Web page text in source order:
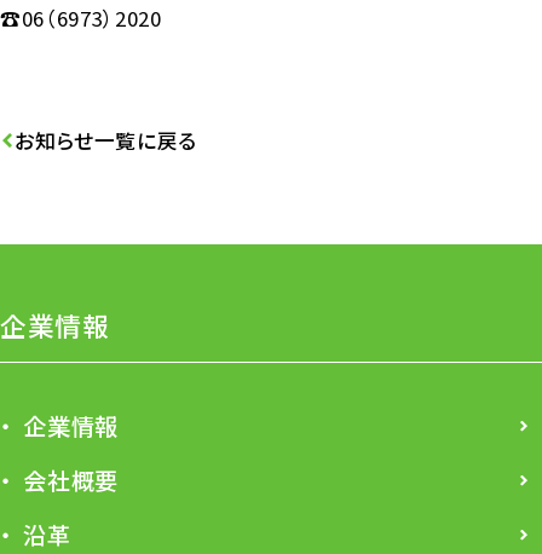
☎06（6973）2020
お知らせ一覧に戻る
企業情報
企業情報
会社概要
沿革